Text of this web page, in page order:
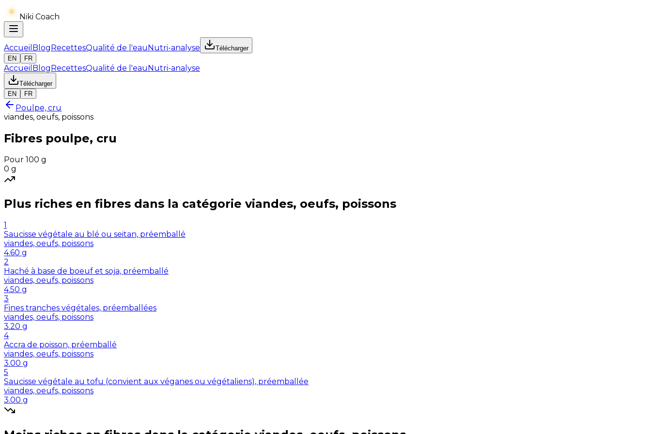
Niki Coach
Accueil BlogRecettesQualité de l'eauNutri-analyse
Télécharger
EN
FR
Accueil BlogRecettesQualité de l'eauNutri-analyse
Télécharger
EN
FR
Poulpe, cru
viandes, oeufs, poissons
Fibres poulpe, cru
Pour 100 g
0 g
Plus riches en fibres dans la catégorie viandes, oeufs, poissons
1
Saucisse végétale au blé ou seitan, préemballé
viandes, oeufs, poissons
4.60 g
2
Haché à base de boeuf et soja, préemballé
viandes, oeufs, poissons
4.50 g
3
Fines tranches végétales, préemballées
viandes, oeufs, poissons
3.20 g
4
Accra de poisson, préemballé
viandes, oeufs, poissons
3.00 g
5
Saucisse végétale au tofu (convient aux véganes ou végétaliens), préemballée
viandes, oeufs, poissons
3.00 g